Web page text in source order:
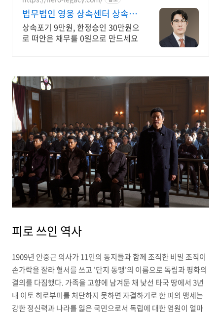
법무법인 영웅 상속센터 상속포
기, 단 9만원으로
상속포기 9만원, 한정승인 30만원으
로 떠안은 채무를 0원으로 만드세요
피로 쓰인 역사
1909년 안중근 의사가 11인의 동지들과 함께 조직한 비밀 조직이
손가락을 잘라 혈서를 쓰고 '단지 동맹'의 이름으로 독립과 평화의
결의를 다짐했다. 가족을 고향에 남겨둔 채 낯선 타국 땅에서 3년
내 이토 히로부미를 처단하지 못하면 자결하기로 한 피의 맹세는
강한 정신력과 나라를 잃은 국민으로서 독립에 대한 염원이 얼마